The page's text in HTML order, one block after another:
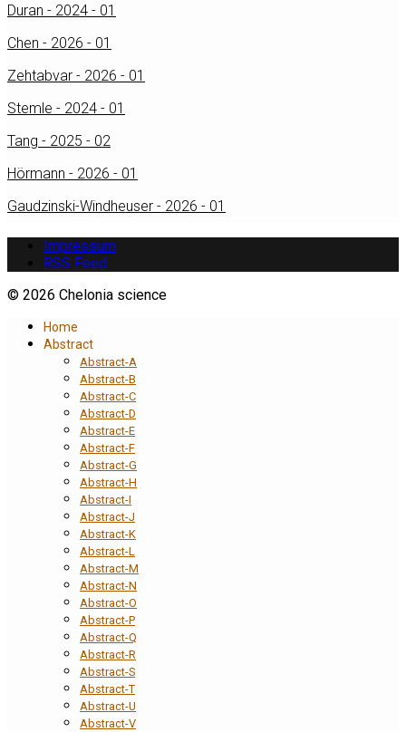
Duran - 2024 - 01
Chen - 2026 - 01
Zehtabvar - 2026 - 01
Stemle - 2024 - 01
Tang - 2025 - 02
Hörmann - 2026 - 01
Gaudzinski-Windheuser - 2026 - 01
Impressum
RSS Feed
© 2026 Chelonia science
Home
Abstract
Abstract-A
Abstract-B
Abstract-C
Abstract-D
Abstract-E
Abstract-F
Abstract-G
Abstract-H
Abstract-I
Abstract-J
Abstract-K
Abstract-L
Abstract-M
Abstract-N
Abstract-O
Abstract-P
Abstract-Q
Abstract-R
Abstract-S
Abstract-T
Abstract-U
Abstract-V